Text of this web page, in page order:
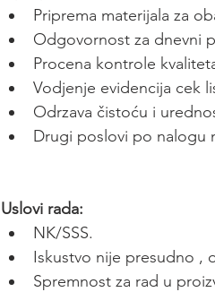
Priprema materijala za
Odgovornost za dnevni
Procena kontrole
Vodjenje evidencija cek
Odrzava čistoću i
Drugi poslovi po nalogu
Uslovi rada:
NK/SSS.
Iskustvo nije presudno ,
Spremnost za rad u